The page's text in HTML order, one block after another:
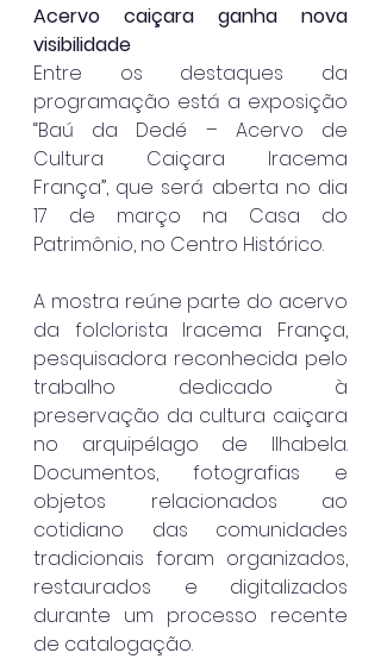
Acervo caiçara ganha nova
visibilidade
Entre os destaques da
programação está a exposição
“Baú da Dedé – Acervo de
Cultura Caiçara Iracema
França”, que será aberta no dia
17 de março na Casa do
Patrimônio, no Centro Histórico.
A mostra reúne parte do acervo
da folclorista Iracema França,
pesquisadora reconhecida pelo
trabalho dedicado à
preservação da cultura caiçara
no arquipélago de Ilhabela.
Documentos, fotografias e
objetos relacionados ao
cotidiano das comunidades
tradicionais foram organizados,
restaurados e digitalizados
durante um processo recente
de catalogação.